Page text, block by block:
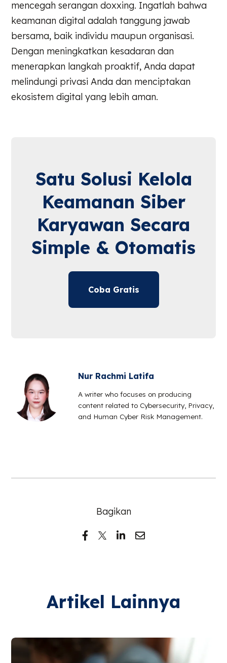
mencegah serangan doxxing. Ingatlah bahwa
keamanan digital adalah tanggung jawab
bersama, baik individu maupun organisasi.
Dengan meningkatkan kesadaran dan
menerapkan langkah proaktif, Anda dapat
melindungi privasi Anda dan menciptakan
ekosistem digital yang lebih aman.
Satu Solusi Kelola
Keamanan Siber
Karyawan Secara
Simple & Otomatis
Coba Gratis
Nur Rachmi Latifa
A writer who focuses on producing
content related to Cybersecurity, Privacy,
and Human Cyber Risk Management.
Bagikan
Artikel Lainnya